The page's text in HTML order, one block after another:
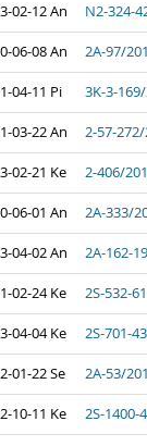
02-12 An N2-324-
06-08 An 2A-97/
04-11 Pi 3K-3-
03-22 An 2-57-
02-21 Ke 2-406/
06-01 An 2A-333/
04-02 An 2A-162-
02-24 Ke 2S-532-
04-04 Ke 2S-701-
01-22 Se 2A-53/
10-11 Ke 2S-1400-